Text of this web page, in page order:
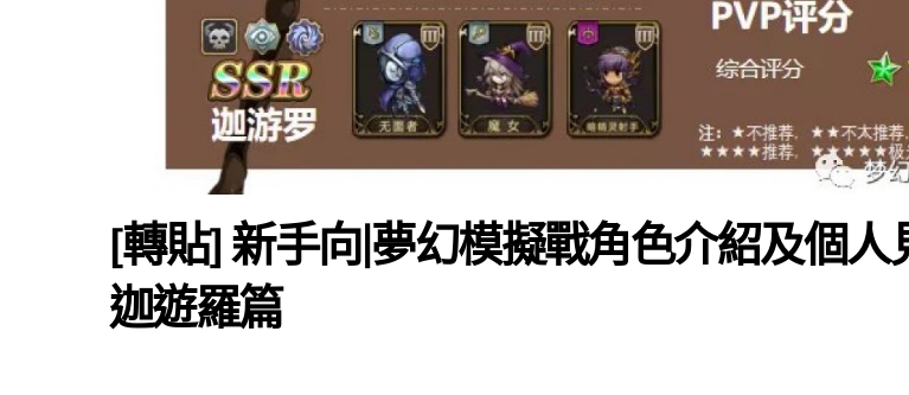
[轉貼] 新手向|夢幻模擬戰角色介紹及個
迦遊羅篇